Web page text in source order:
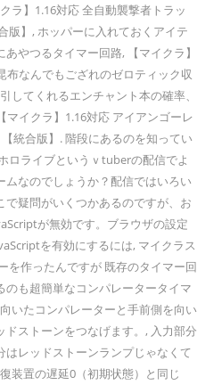
ラ】1.16対応 全自動襲撃者トラッ
版】, ホッパーに入れておくアイテ
やつるタイマー回路, 【マイクラ】
布なんでもござれのゼロティック収
してくれるエンチャント本の確率、
イクラ】1.16対応 アイアンゴーレ
統合版】. 階段にあるのを知ってい
ロライブというｖtuberの配信でよ
ムなのでしょうか？配信ではいろい
疑問がいくつかあるのですが、お
が無効です。ブラウザの設定
を有効にするには, マイクラス
を作ったんですが 既存のタイマー回
も超簡単なコンパレータータイマ
いたコンパレーターと手前側を向い
ストーンをつなげます。, 入力部分
レッドストーンランプじゃなくて
装置の遅延0（初期状態）と同じ